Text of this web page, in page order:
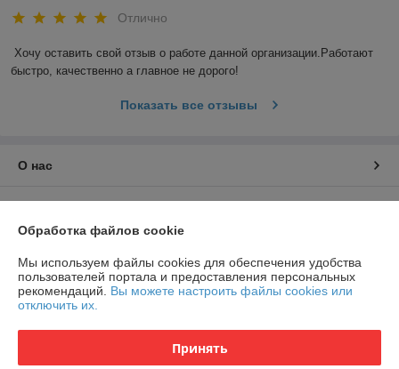
Отлично
Хочу оставить свой отзыв о работе данной организации.Работают
быстро, качественно а главное не дорого!
Показать все отзывы
О нас
График работы
Полная версия сайта
Обработка файлов cookie
Мы используем файлы cookies для обеспечения удобства
пользователей портала и предоставления персональных
рекомендаций. Вы можете настроить файлы cookies или
отключить их.
Принять